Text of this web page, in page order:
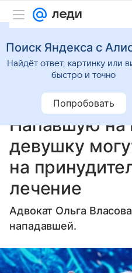
Газета.Ру
Напавшую на
девушку
на
лечение
Адвокат Ольга
нападавшей.
Поиск Яндекса с
Найдёт ответ, картинку или
быстро и точно
Попробовать